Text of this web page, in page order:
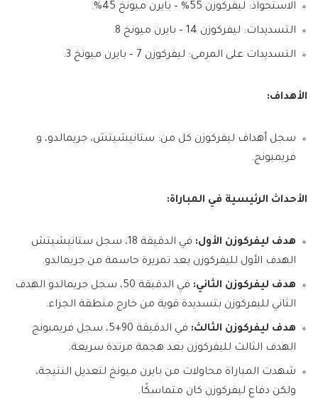
الاستحواذ: ليفركوزن 55% – بايرن ميونخ 45%.
التسديدات: ليفركوزن 14 – بايرن ميونخ 8.
التسديدات على المرمى: ليفركوزن 7 – بايرن ميونخ 3.
الأهداف:
سجل أهداف ليفركوزن كل من: ستانيشيتش، جريمالدو، و
فريمبونج.
الأحداث الرئيسية في المباراة:
هدف ليفركوزن الأول:
في الدقيقة 18، سجل ستانيشيتش
الهدف الأول لليفركوزن بعد تمريرة حاسمة من جريمالدو.
هدف ليفركوزن الثاني:
في الدقيقة 50، سجل جريمالدو الهدف
الثاني لليفركوزن بتسديدة قوية من خارج منطقة الجزاء.
هدف ليفركوزن الثالث:
في الدقيقة 90+5، سجل فريمبونج
الهدف الثالث لليفركوزن بعد هجمة مرتدة سريعة.
شهدت المباراة محاولات من بايرن ميونخ لتعديل النتيجة،
ولكن دفاع ليفركوزن كان متماسكًا.